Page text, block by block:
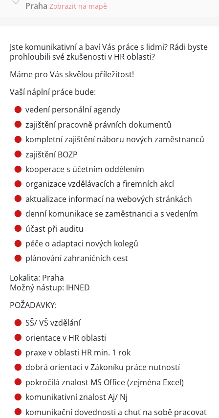
Praha Zobrazit na mapě
Jste komunikativní a baví Vás práce s lidmi? Rádi byste
prohloubili své zkušenosti v HR oblasti?
Máme pro Vás skvělou příležitost!
Vaší náplní práce bude:
vedení personální agendy
zajištění pracovně právních dokumentů
kompletní zajištění náboru nových zaměstnanců
zajištění BOZP
kooperace s účetním oddělením
organizace vzdělávacích a firemních akcí
aktualizace informací na webových stránkách
denní komunikace se zaměstnanci a s vedením
účast při auditu
péče o adaptaci nových kolegů
plánování zahraničních cest
Lokalita: Praha
Možný nástup: IHNED
POŽADAVKY:
SŠ/ VŠ vzdělání
orientace v HR oblasti
praxe v oblasti HR min. 1 rok
dobrá orientaci v Zákoníku práce nutností
pokročilá znalost MS Office (zejména Excel)
komunikativní znalost Aj/ Nj
komunikační dovednosti a chuť na sobě pracovat